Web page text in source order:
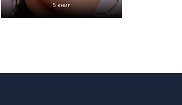
5 книг